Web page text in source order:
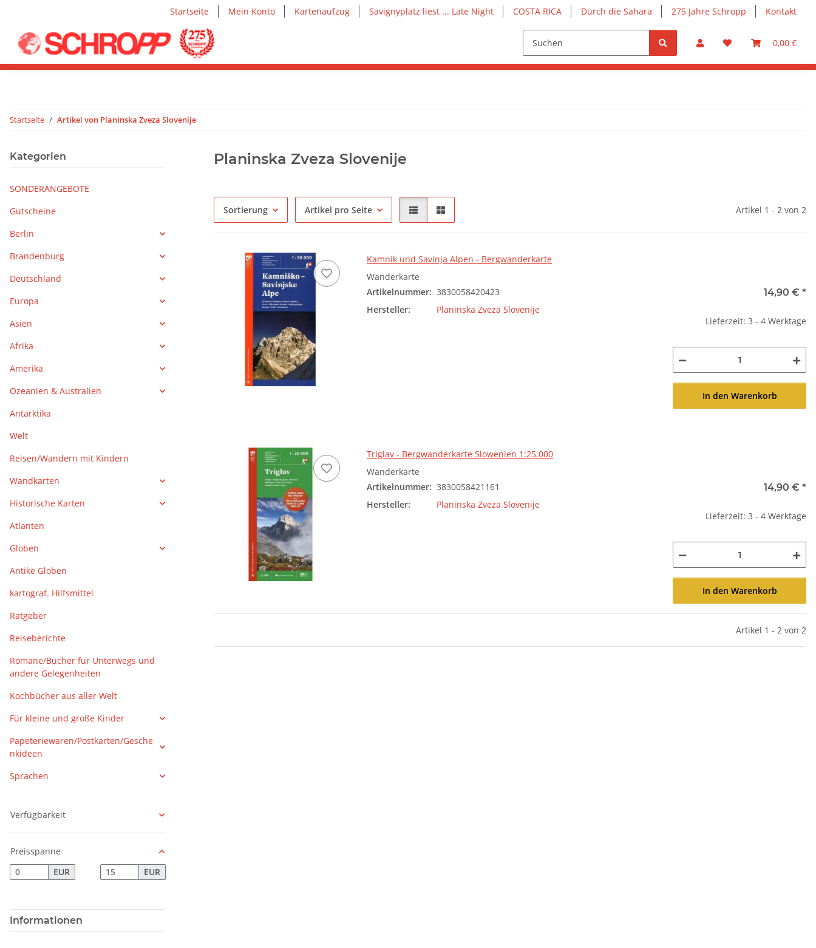
Startseite Mein Konto Kartenaufzug Savignyplatz liest ... Late Night COSTA RICA Durch die Sahara 275 Jahre Schropp Kontakt
0,00 €
Startseite Artikel von Planinska Zveza Slovenije
Planinska Zveza Slovenije
Sortierung Artikel pro Seite Artikel 1 - 2 von 2
Kamnik und Savinja Alpen - Bergwanderkarte
Wanderkarte
Artikelnummer: 3830058420423
Hersteller:
Planinska Zveza Slovenije
14,90 € *
Lieferzeit: 3 - 4 Werktage
In den Warenkorb
Triglav - Bergwanderkarte Slowenien 1:25.000
Wanderkarte
Artikelnummer: 3830058421161
Hersteller:
Planinska Zveza Slovenije
14,90 € *
Lieferzeit: 3 - 4 Werktage
In den Warenkorb
Artikel 1 - 2 von 2
Kategorien
SONDERANGEBOTE
Gutscheine
Berlin
Brandenburg
Deutschland
Europa
Asien
Afrika
Amerika
Ozeanien & Australien
Antarktika
Welt
Reisen/Wandern mit Kindern
Wandkarten
Historische Karten
Atlanten
Globen
Antike Globen
kartograf. Hilfsmittel
Ratgeber
Reiseberichte
Romane/Bücher für Unterwegs und
andere Gelegenheiten
Kochbücher aus aller Welt
Für kleine und große Kinder
Papeteriewaren/Postkarten/Gesche
nkideen
Sprachen
Verfügbarkeit
Preisspanne
EUR
EUR
Informationen